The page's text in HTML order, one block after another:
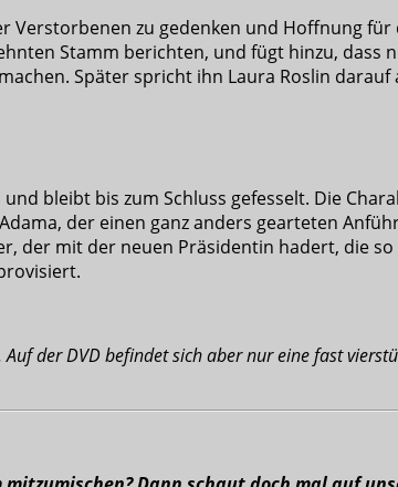
zu gedenken und Hoffnung
Stamm berichten, und fügt hinzu,
Später spricht ihn Laura Roslin
bleibt bis zum Schluss gefesselt. Die
der einen ganz anders gearteten
der mit der neuen Präsidentin hadert, die
der DVD befindet sich aber nur eine fast